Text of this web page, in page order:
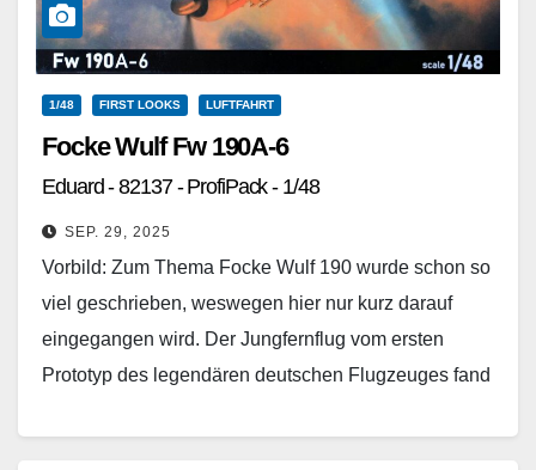
1/48 FIRST LOOKS LUFTFAHRT
Focke Wulf Fw 190A-6
Eduard - 82137 - ProfiPack - 1/48
SEP. 29, 2025
Vorbild: Zum Thema Focke Wulf 190 wurde schon so
viel geschrieben, weswegen hier nur kurz darauf
eingegangen wird. Der Jungfernflug vom ersten
Prototyp des legendären deutschen Flugzeuges fand